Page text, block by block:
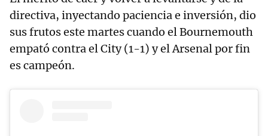
directiva, inyectando paciencia e inversión, dio
sus frutos este martes cuando el Bournemouth
empató contra el City (1-1) y el Arsenal por fin
es campeón.